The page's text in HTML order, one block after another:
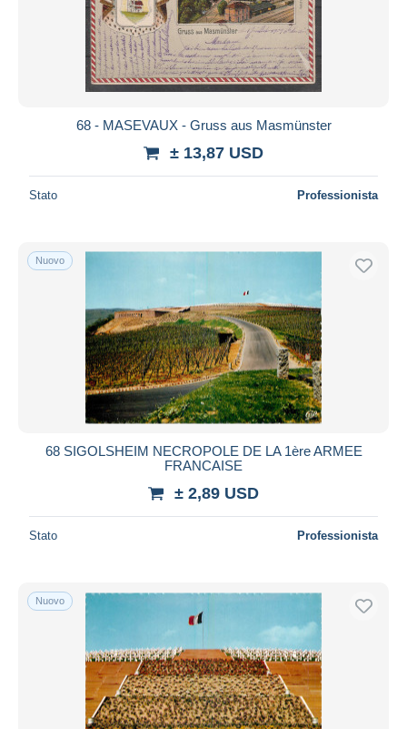
68 - MASEVAUX - Gruss aus Masmünster
± 13,87 USD
Stato Professionista
Nuovo
68 SIGOLSHEIM NECROPOLE DE LA 1ère ARMEE
FRANCAISE
± 2,89 USD
Stato Professionista
Nuovo